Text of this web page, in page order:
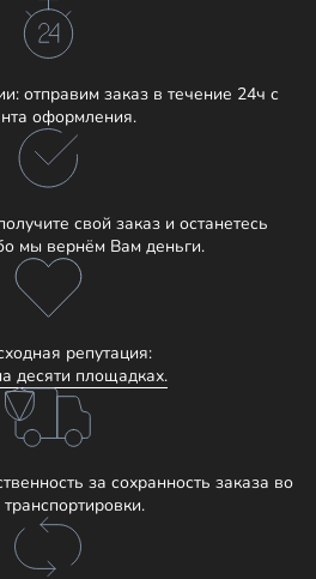
отправим заказ в течение 24ч с
оформления.
свой заказ и останетесь
мы вернём Вам деньги.
репутация:
десяти площадках.
за сохранность заказа во